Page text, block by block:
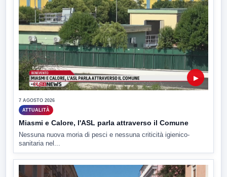
▶
7 AGOSTO 2026
ATTUALITÀ
Miasmi e Calore, l'ASL parla attraverso il Comune
Nessuna nuova moria di pesci e nessuna criticità igienico-
sanitaria nel...